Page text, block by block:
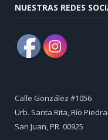
NUESTRAS REDES
Calle González #1056
Urb. Santa Rita, Río
​San Juan, PR 00925